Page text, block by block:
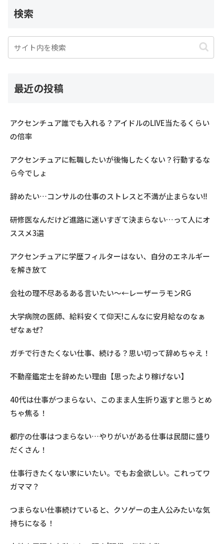
検索
最近の投稿
アクセンチュア誰でも入れる？アイドルのLIVE当たるくらい
の倍率
アクセンチュアに転職したいが後悔したくない？行動するな
ら今でしょ
辞めたい…コンサルの仕事のストレスと不満が止まらない!!
研修医なんだけど進路に迷いすぎて決まらない…って人にオ
ススメ3選
アクセンチュアに学歴フィルターはない、自分のエネルギー
を解き放て
会社の理不尽あるある言いたい～←レーザーラモンRG
大学病院の医師、給料安くて仰天!こんなに安月給なのなぁ
ぜなぁぜ?
ガチで行きたくない仕事、続ける？思い切って辞めちゃえ！
不動産鑑定士を辞めたい理由【思ったより稼げない】
40代は仕事がつまらない、このまま人生折り返すと思うとめ
ちゃ焦る！
都庁の仕事はつまらない…やりがいがある仕事は民間に盛り
だくさん！
仕事行きたくない家にいたい。でもお金欲しい。これってワ
ガママ？
つまらない仕事続けていると、クソゲーの主人公みたいな気
持ちになる！